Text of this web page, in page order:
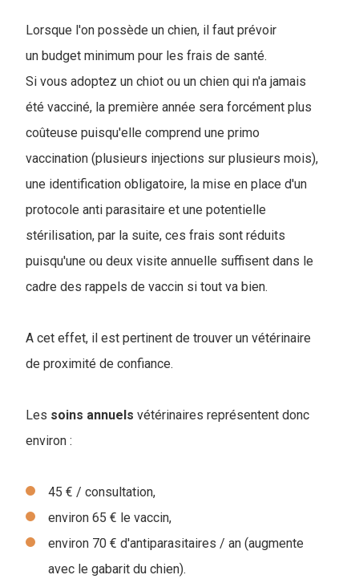
Lorsque l'on possède un chien, il faut prévoir
un budget minimum pour les frais de santé.
Si vous adoptez un chiot ou un chien qui n'a jamais
été vacciné, la première année sera forcément plus
coûteuse puisqu'elle comprend une primo
vaccination (plusieurs injections sur plusieurs mois),
une identification obligatoire, la mise en place d'un
protocole anti parasitaire et une potentielle
stérilisation, par la suite, ces frais sont réduits
puisqu'une ou deux visite annuelle suffisent dans le
cadre des rappels de vaccin si tout va bien.
A cet effet, il est pertinent de trouver un vétérinaire
de proximité de confiance.
Les soins annuels vétérinaires représentent donc
environ :
45 € / consultation,
environ 65 € le vaccin,
environ 70 € d'antiparasitaires / an (augmente
avec le gabarit du chien).